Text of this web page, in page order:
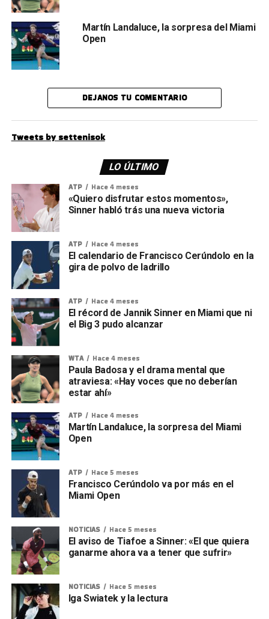
Martín Landaluce, la sorpresa del Miami
Open
DEJANOS TU COMENTARIO
Tweets by settenisok
LO ÚLTIMO
ATP Hace 4 meses
«Quiero disfrutar estos momentos»,
Sinner habló trás una nueva victoria
ATP Hace 4 meses
El calendario de Francisco Cerúndolo en la
gira de polvo de ladrillo
ATP Hace 4 meses
El récord de Jannik Sinner en Miami que ni
el Big 3 pudo alcanzar
WTA Hace 4 meses
Paula Badosa y el drama mental que
atraviesa: «Hay voces que no deberían
estar ahí»
ATP Hace 4 meses
Martín Landaluce, la sorpresa del Miami
Open
ATP Hace 5 meses
Francisco Cerúndolo va por más en el
Miami Open
NOTICIAS Hace 5 meses
El aviso de Tiafoe a Sinner: «El que quiera
ganarme ahora va a tener que sufrir»
NOTICIAS Hace 5 meses
Iga Swiatek y la lectura